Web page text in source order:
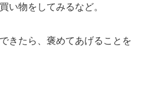
い物をしてみるなど。
きたら、褒めてあげることを